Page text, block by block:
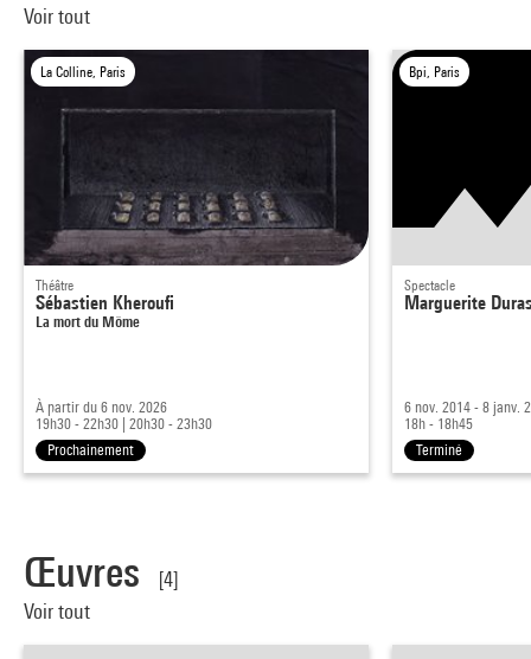
Voir tout
La Colline, Paris
Théâtre
Sébastien Kheroufi
La mort du Môme
À partir du 6 nov. 2026
19h30 - 22h30 20h30 - 23h30
Prochainement
Bpi, Paris
Spectacle
Marguerite
6 nov. 2014 - 8 janv.
18h - 18h45
Terminé
Œuvres
[4]
Voir tout